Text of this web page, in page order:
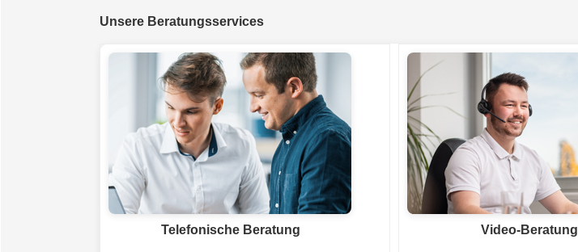
Unsere Beratungsservices
Telefonische Beratung Video-Beratung